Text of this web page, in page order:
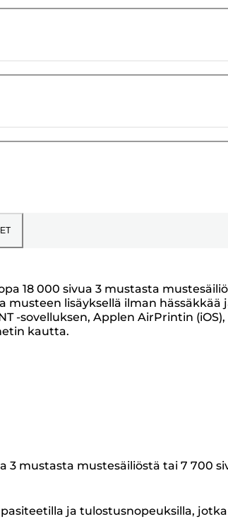
18 000 sivua 3 mustasta
musteen lisäyksellä ilman hässäkkää
-sovelluksen, Applen AirPrintin (iOS),
kautta.
mustasta mustesäiliöstä tai 7 700
ja tulostusnopeuksilla, jotka